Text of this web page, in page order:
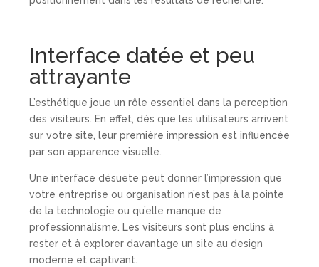
Interface datée et peu
attrayante
L’esthétique joue un rôle essentiel dans la perception
des visiteurs. En effet, dès que les utilisateurs arrivent
sur votre site, leur première impression est influencée
par son apparence visuelle.
Une interface désuète peut donner l’impression que
votre entreprise ou organisation n’est pas à la pointe
de la technologie ou qu’elle manque de
professionnalisme. Les visiteurs sont plus enclins à
rester et à explorer davantage un site au design
moderne et captivant.